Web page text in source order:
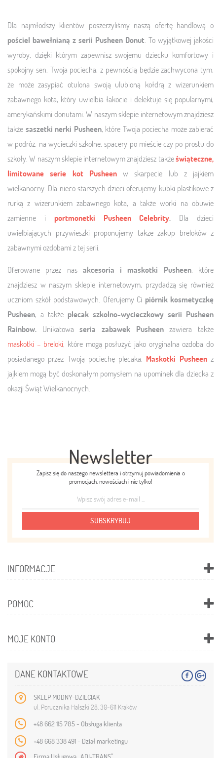
Dla najmłodszy klientów poszerzyliśmy naszą ofertę handlową o
pościel bawełnianą z serii Pusheen Donut . To wyjątkowej jakości
wyroby, dzięki którym zapewnisz swojemu dziecku komfortowy i
spokojny sen. Twoja pociecha, z pewnością będzie zachwycona tym,
że może zasypiać otulona swoją ulubioną kołdrą z wizerunkiem
zabawnego kota, który uwielbia łakocie i delektuje się popularnymi,
amerykańskimi donutami. W naszym sklepie internetowym znajdziesz
także saszetki nerki Pusheen, które Twoja pociecha może zabierać
w podróż, na wycieczki szkolne, spacery po mieście czy po prostu do
szkoły. W naszym sklepie internetowym znajdziesz takżeświąteczne,
limitowane serie kot Pusheenw skarpecie lub z jajkiem
wielkanocny. Dla nieco starszych dzieci oferujemy kubki plastikowe z
rurką z wizerunkiem zabawnego kota, a także worki na obuwie
zamienne i portmonetki Pusheen Celebrity. Dla dzieci
uwielbiających przywieszki proponujemy także zakup breloków z
zabawnymi ozdobami z tej serii.
Oferowane przez nas akcesoria i maskotki Pusheen, które
znajdziesz w naszym sklepie internetowym, przydadzą się również
uczniom szkół podstawowych. Oferujemy Ci piórnik kosmetyczkę
Pusheen, a także plecak szkolno-wycieczkowy serii Pusheen
Rainbow. Unikatowaseria zabawek Pusheenzawiera także
maskotki – breloki, które mogą posłużyć jako oryginalna ozdoba do
posiadanego przez Twoją pociechę plecaka. Maskotki Pusheenz
jajkiem mogą być doskonałym pomysłem na upominek dla dziecka z
okazji Świąt Wielkanocnych.
Newsletter
Zapisz się do naszego newslettera i otrzymuj powiadomienia o
promocjach, nowościach i nie tylko!
SUBSKRYBUJ
INFORMACJE
POMOC
MOJE KONTO
DANE KONTAKTOWE
SKLEP MODNY-DZIECIAK
ul. Porucznika Halszki 28, 30-611 Kraków
+48 662 115 705 - Obsługa klienta
+48 668 338 491 - Dział marketingu